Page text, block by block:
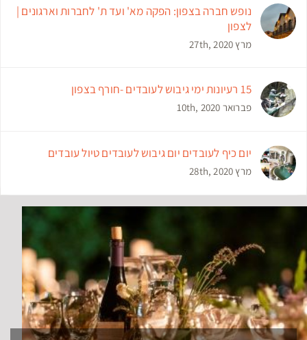
נופש חברה בצפון: הפקה מא' ועד ת' לחברות וארגונים |
לצפון
מרץ 27th, 2020
15 רעיונות ימי גיבוש לעובדים -חורף בצפון
פברואר 10th, 2020
יום כיף לעובדים יום גיבוש לעובדים טיול עובדים
מרץ 28th, 2020